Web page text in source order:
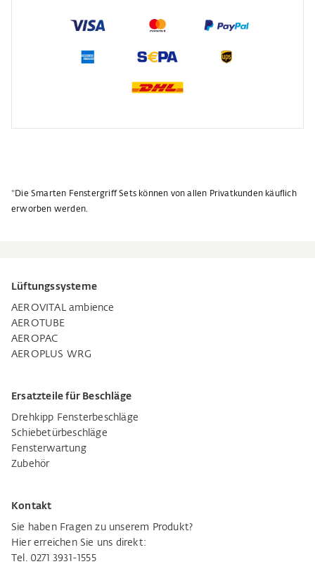
*Die Smarten Fenstergriff Sets können von allen Privatkunden käuflich
erworben werden.
Lüftungssysteme
AEROVITAL ambience
AEROTUBE
AEROPAC
AEROPLUS WRG
Ersatzteile für Beschläge
Drehkipp Fensterbeschläge
Schiebetürbeschläge
Fensterwartung
Zubehör
Kontakt
Sie haben Fragen zu unserem Produkt?
Hier erreichen Sie uns direkt:
Tel. 0271 3931-1555